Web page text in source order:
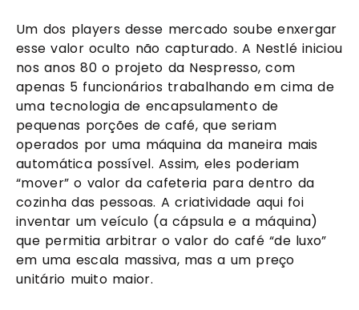
Um dos players desse mercado soube enxergar
esse valor oculto não capturado. A Nestlé iniciou
nos anos 80 o projeto da Nespresso, com
apenas 5 funcionários trabalhando em cima de
uma tecnologia de encapsulamento de
pequenas porções de café, que seriam
operados por uma máquina da maneira mais
automática possível. Assim, eles poderiam
“mover” o valor da cafeteria para dentro da
cozinha das pessoas. A criatividade aqui foi
inventar um veículo (a cápsula e a máquina)
que permitia arbitrar o valor do café “de luxo”
em uma escala massiva, mas a um preço
unitário muito maior.